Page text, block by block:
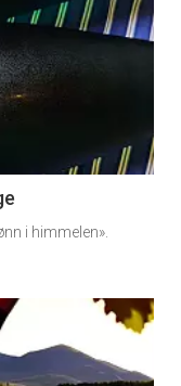
×
fra
i himmelen».